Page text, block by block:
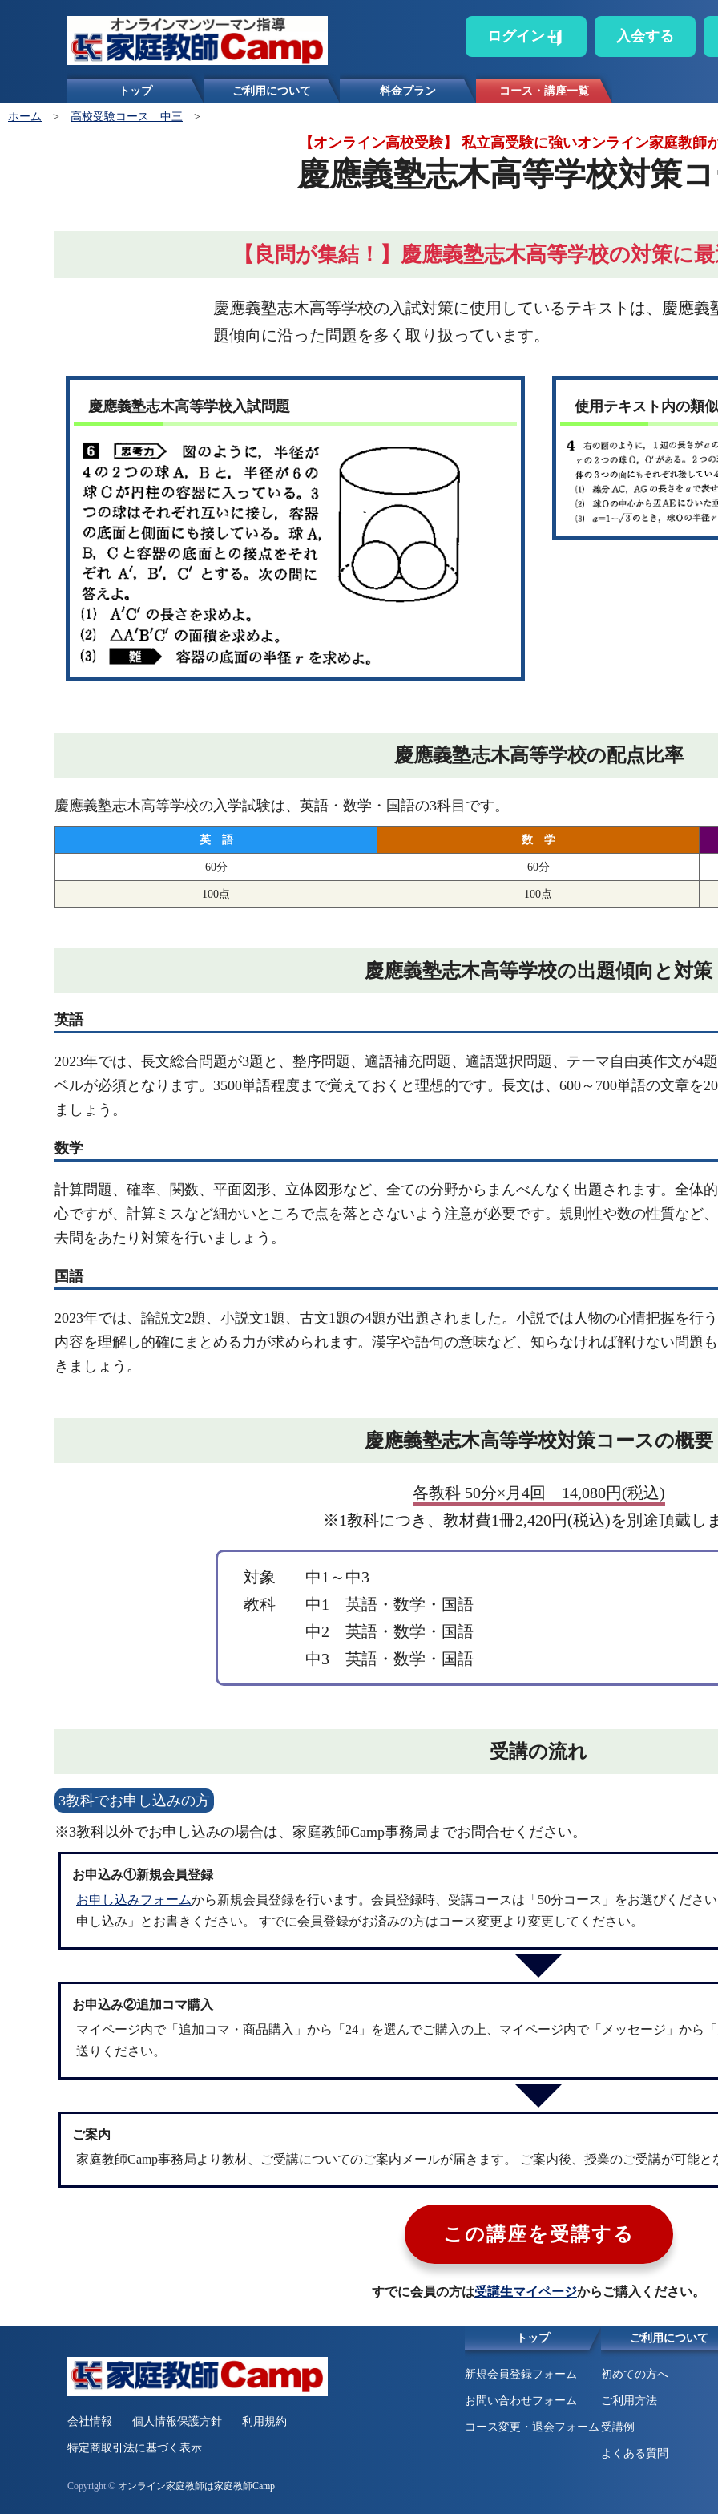
ログイン 入会する
トップ ご利用について 料金プラン コース・講座一覧
ホーム > 高校受験コース 中三 >
【オンライン高校受験】 私立高受験に強いオンライン家庭教師
慶應義塾志木高等学校対策
【良問が集結！】慶應義塾志木高等学校の対策に
慶應義塾志木高等学校の入試対策に使用しているテキストは、慶應義
題傾向に沿った問題を多く取り扱っています。
慶應義塾志木高等学校入試問題 使用テキスト内の類
慶應義塾志木高等学校の配点比率
慶應義塾志木高等学校の入学試験は、英語・数学・国語の3科目です。
英 語 数 学
60分 60分
100点 100点
慶應義塾志木高等学校の出題傾向と対策
英語
2023年では、長文総合問題が3題と、整序問題、適語補充問題、適語選択問題、テーマ自由英作文が4
ベルが必須となります。3500単語程度まで覚えておくと理想的です。長文は、600～700単語の文章を
ましょう。
数学
計算問題、確率、関数、平面図形、立体図形など、全ての分野からまんべんなく出題されます。全体
心ですが、計算ミスなど細かいところで点を落とさないよう注意が必要です。規則性や数の性質など
去問をあたり対策を行いましょう。
国語
2023年では、論説文2題、小説文1題、古文1題の4題が出題されました。小説では人物の心情把握を行
内容を理解し的確にまとめる力が求められます。漢字や語句の意味など、知らなければ解けない問題
きましょう。
慶應義塾志木高等学校対策コースの概要
各教科 50分×月4回 14,080円(税込)
※1教科につき、教材費1冊2,420円(税込)を別途頂戴し
対象
中1～中3
教科
中1 英語・数学・国語
中2 英語・数学・国語
中3 英語・数学・国語
受講の流れ
3教科でお申し込みの方
※3教科以外でお申し込みの場合は、家庭教師Camp事務局までお問合せください。
お申込み①新規会員登録
お申し込みフォームから新規会員登録を行います。会員登録時、受講コースは「50分コース」をお選びくださ
申し込み」とお書きください。 すでに会員登録がお済みの方はコース変更より変更してください。
お申込み②追加コマ購入
マイページ内で「追加コマ・商品購入」から「24」を選んでご購入の上、マイページ内で「メッセージ」から
送りください。
ご案内
家庭教師Camp事務局より教材、ご受講についてのご案内メールが届きます。 ご案内後、授業のご受講が可能と
この講座を受講する
すでに会員の方は受講生マイページからご購入ください。
トップ ご利用について
会社情報 個人情報保護方針 利用規約
特定商取引法に基づく表示
Copyright © オンライン家庭教師は家庭教師Camp
新規会員登録フォーム
お問い合わせフォーム
コース変更・退会フォーム
初めての方へ
ご利用方法
受講例
よくある質問